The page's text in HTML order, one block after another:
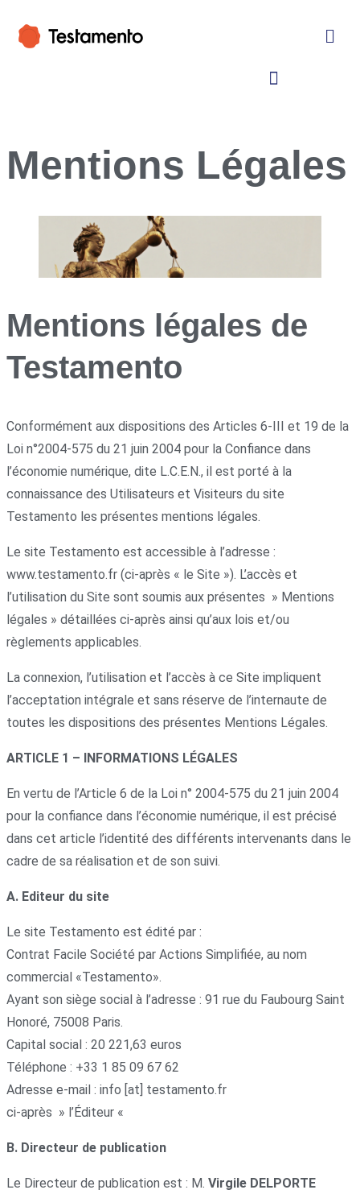
Mentions Légales
Mentions légales de
Testamento
Conformément aux dispositions des Articles 6-III et 19 de la
Loi n°2004-575 du 21 juin 2004 pour la Confiance dans
l’économie numérique, dite L.C.E.N., il est porté à la
connaissance des Utilisateurs et Visiteurs du site
Testamento les présentes mentions légales.
Le site Testamento est accessible à l’adresse :
www.testamento.fr (ci-après « le Site »). L’accès et
l’utilisation du Site sont soumis aux présentes » Mentions
légales » détaillées ci-après ainsi qu’aux lois et/ou
règlements applicables.
La connexion, l’utilisation et l’accès à ce Site impliquent
l’acceptation intégrale et sans réserve de l’internaute de
toutes les dispositions des présentes Mentions Légales.
ARTICLE 1 – INFORMATIONS LÉGALES
En vertu de l’Article 6 de la Loi n° 2004-575 du 21 juin 2004
pour la confiance dans l’économie numérique, il est précisé
dans cet article l’identité des différents intervenants dans le
cadre de sa réalisation et de son suivi.
A. Editeur du site
Le site Testamento est édité par :
Contrat Facile Société par Actions Simplifiée, au nom
commercial «Testamento».
Ayant son siège social à l’adresse : 91 rue du Faubourg Saint
Honoré, 75008 Paris.
Capital social : 20 221,63 euros
Téléphone : +33 1 85 09 67 62
Adresse e-mail : info [at] testamento.fr
ci-après » l’Éditeur «
B. Directeur de publication
Le Directeur de publication est : M. Virgile DELPORTE